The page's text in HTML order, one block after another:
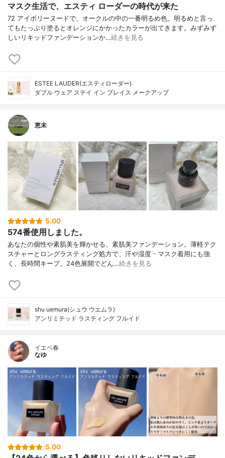
マスク生活で、エスティ ローダーの時代が来た
72 アイボリーヌードで、オークルの中の一番明るめ色。明るめと言っ
てもたっぷり塗るとオレンジにかかったカラーが出てきます。みずみず
しいリキッドファンデーションか…続きを見る
ESTEE LAUDER(エスティローダー)
ダブル ウェア ステイ イン プレイス メークアップ
恵未
5.00
574番使用しました。
あなたの個性や素肌美を輝かせる、素肌美ファンデーション。薄軽テク
スチャーとロングラスティング処方で、汗や湿度・マスク着用にも強
く、長時間キープ。24色展開でどん…続きを見る
shu uemura(シュウ ウエムラ)
アンリミテッド ラスティング フルイド
イエベ春
なゆ
5.00